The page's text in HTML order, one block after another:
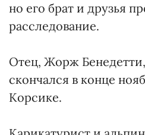
но его брат и друзья
расследование.
Отец, Жорж
скончался в конце
Корсике.